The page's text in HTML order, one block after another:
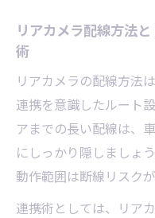
リアカメラ配線方法
術
リアカメラの配線方法
連携を意識したルート
アまでの長い配線は、
にしっかり隠しましょ
動作範囲は断線リスク
連携術としては、リア